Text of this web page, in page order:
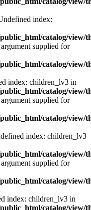
index:
catalog/view/
supplied for
catalog/view/
index: children_lv3 in
catalog/view/
supplied for
catalog/view/
index: children_lv3
catalog/view/
supplied for
catalog/view/
index: children_lv3 in
catalog/view/